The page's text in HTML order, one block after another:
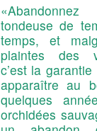
tondeuse de
temps, et
plaintes des
c’est la
apparaître au
quelques
orchidées